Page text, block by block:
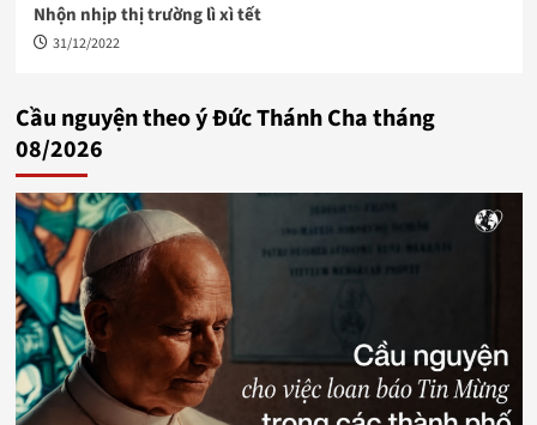
Nhộn nhịp thị trường lì xì tết
31/12/2022
Cầu nguyện theo ý Đức Thánh Cha tháng
08/2026